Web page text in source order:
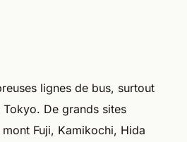
lignes de bus, surtout
De grands sites
Fuji, Kamikochi, Hida